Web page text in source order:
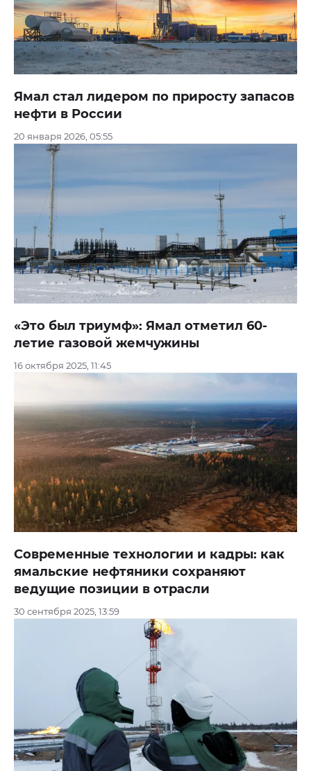
Ямал стал лидером по приросту запасов
нефти в России
20 января 2026, 05:55
«Это был триумф»: Ямал отметил 60-
летие газовой жемчужины
16 октября 2025, 11:45
Современные технологии и кадры: как
ямальские нефтяники сохраняют
ведущие позиции в отрасли
30 сентября 2025, 13:59